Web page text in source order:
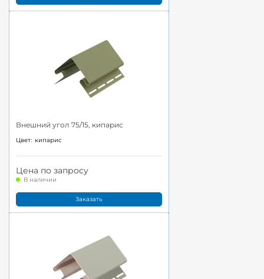
Внешний угол 75/15, кипарис
Цвет: кипарис
Цена по запросу
В наличии
Заказать